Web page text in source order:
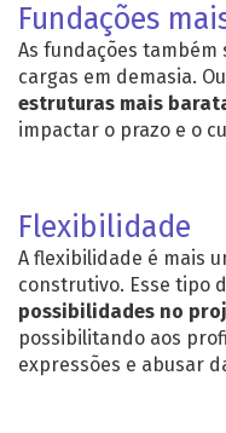
Fundações
As fundações também
cargas em demasia.
estruturas mais
impactar o prazo e o
Flexibilidade
A flexibilidade é mais
construtivo. Esse tipo
possibilidades no
possibilitando aos
expressões e abusar